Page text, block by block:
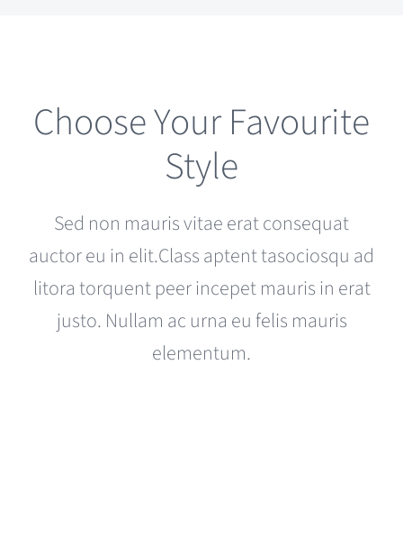
Choose Your Favourite
Style
Sed non mauris vitae erat consequat
auctor eu in elit.Class aptent tasociosqu ad
litora torquent peer incepet mauris in erat
justo. Nullam ac urna eu felis mauris
elementum.